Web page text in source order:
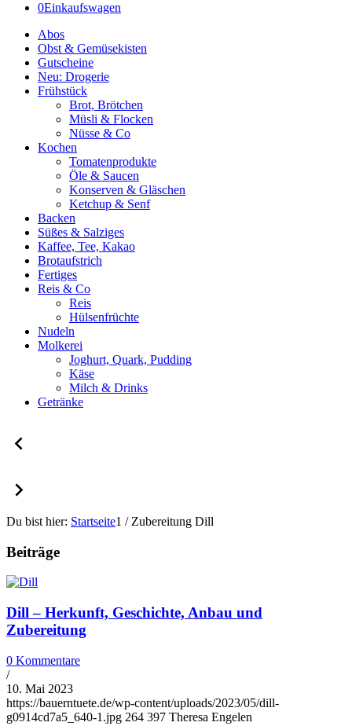
0Einkaufswagen
Abos
Obst & Gemüsekisten
Gutscheine
Neu: Drogerie
Frühstück
Brot, Brötchen
Müsli & Flocken
Nüsse & Co
Kochen
Tomatenprodukte
Öle & Saucen
Konserven & Gläschen
Ketchup & Senf
Backen
Süßes & Salziges
Kaffee, Tee, Kakao
Brotaufstrich
Fertiges
Reis & Co
Reis
Hülsenfrüchte
Nudeln
Molkerei
Joghurt, Quark, Pudding
Käse
Milch & Drinks
Getränke
Du bist hier: Startseite1 / Zubereitung Dill
Beiträge
Dill – Herkunft, Geschichte, Anbau und
Zubereitung
0 Kommentare
/
10. Mai 2023
https://bauerntuete.de/wp-content/uploads/2023/05/dill-
g0914cd7a5_640-1.jpg 264 397 Theresa Engelen